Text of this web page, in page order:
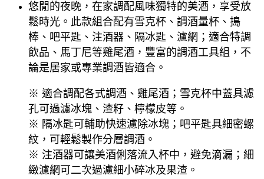
悠閒的夜晚，在家調配風味獨特的美酒，享受放
鬆時光。此款組合配有雪克杯、調酒量杯、搗
棒、吧平匙、注酒器、隔冰匙、濾網；適合特調
飲品、馬丁尼等雞尾酒，豐富的調酒工具組，不
論是居家或專業調酒皆適合。
※ 適合調配各式調酒、雞尾酒；雪克杯中蓋具濾
孔可過濾冰塊、渣籽、檸檬皮等。
※ 隔冰匙可輔助快速濾除冰塊；吧平匙具細密螺
紋，可輕鬆製作分層調酒。
※ 注酒器可讓美酒俐落流入杯中，避免滴漏；細
緻濾網可二次過濾細小碎冰及果渣。